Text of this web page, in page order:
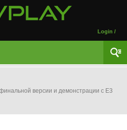
Login /
версии и демонстрации с E3